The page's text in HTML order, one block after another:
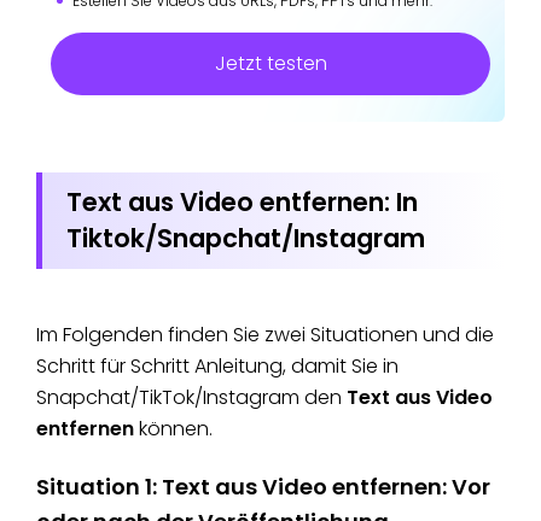
Jetzt testen
Text aus Video entfernen: In
Tiktok/Snapchat/Instagram
Im Folgenden finden Sie zwei Situationen und die
Schritt für Schritt Anleitung, damit Sie in
Snapchat/TikTok/Instagram den Text aus Video
entfernenkönnen.
Situation 1: Text aus Video entfernen: Vor